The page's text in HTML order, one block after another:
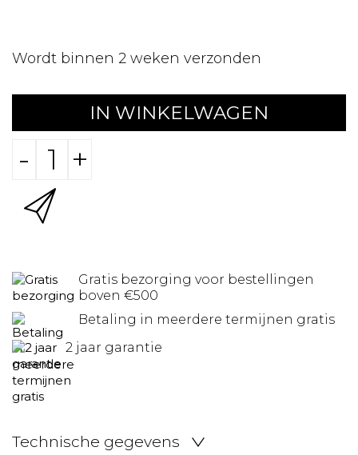
Wordt binnen 2 weken verzonden
IN WINKELWAGEN
- +
Gratis bezorging voor bestellingen
boven €500
Betaling in meerdere termijnen gratis
2 jaar garantie
Technische gegevens